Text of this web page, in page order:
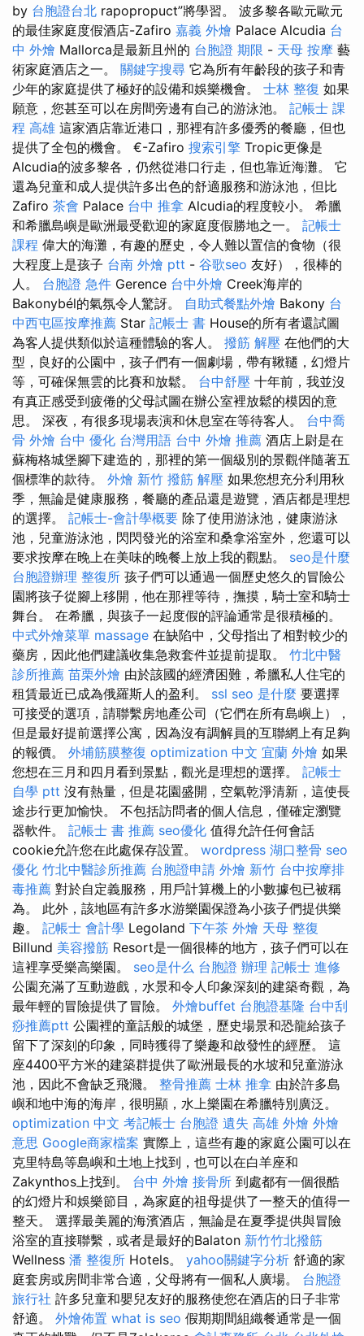
by 台胞證台北 rapopropuct”將學習。 波多黎各歐元歐元
的最佳家庭度假酒店-Zafiro 嘉義 外燴 Palace Alcudia 台
中 外燴 Mallorca是最新且州的 台胞證 期限 - 天母 按摩 藝
術家庭酒店之一。 關鍵字搜尋 它為所有年齡段的孩子和青
少年的家庭提供了極好的設備和娛樂機會。 士林 整復 如果
願意，您甚至可以在房間旁邊有自己的游泳池。 記帳士 課
程 高雄 這家酒店靠近港口，那裡有許多優秀的餐廳，但也
提供了全包的機會。 €-Zafiro 搜索引擎 Tropic更像是
Alcudia的波多黎各，仍然從港口行走，但也靠近海灘。 它
還為兒童和成人提供許多出色的舒適服務和游泳池，但比
Zafiro 茶會 Palace 台中 推拿 Alcudia的程度較小。 希臘
和希臘島嶼是歐洲最受歡迎的家庭度假勝地之一。 記帳士
課程 偉大的海灘，有趣的歷史，令人難以置信的食物（很
大程度上是孩子 台南 外燴 ptt - 谷歌seo 友好），很棒的
人。 台胞證 急件 Gerence 台中外燴 Creek海岸的
Bakonybél的氣氛令人驚訝。 自助式餐點外燴 Bakony 台
中西屯區按摩推薦 Star 記帳士 書 House的所有者還試圖
為客人提供類似於這種體驗的客人。 撥筋 解壓 在他們的大
型，良好的公園中，孩子們有一個劇場，帶有鞦韆，幻燈片
等，可確保無雲的比賽和放鬆。 台中舒壓 十年前，我並沒
有真正感受到疲倦的父母試圖在辦公室裡放鬆的模因的意
思。 深夜，有很多現場表演和休息室在等待客人。 台中喬
骨 外燴 台中 優化 台灣用語 台中 外燴 推薦 酒店上尉是在
蘇梅格城堡腳下建造的，那裡的第一個級別的景觀伴隨著五
個標準的款待。 外燴 新竹 撥筋 解壓 如果您想充分利用秋
季，無論是健康服務，餐廳的產品還是遊覽，酒店都是理想
的選擇。 記帳士-會計學概要 除了使用游泳池，健康游泳
池，兒童游泳池，閃閃發光的浴室和桑拿浴室外，您還可以
要求按摩在晚上在美味的晚餐上放上我的觀點。 seo是什麼
台胞證辦理 整復所 孩子們可以通過一個歷史悠久的冒險公
園將孩子從腳上移開，他在那裡等待，撫摸，騎士室和騎士
舞台。 在希臘，與孩子一起度假的評論通常是很積極的。
中式外燴菜單 massage 在缺陷中，父母指出了相對較少的
藥房，因此他們建議收集急救套件並提前提取。 竹北中醫
診所推薦 苗栗外燴 由於該國的經濟困難，希臘私人住宅的
租賃最近已成為俄羅斯人的盈利。 ssl seo 是什麼 要選擇
可接受的選項，請聯繫房地產公司（它們在所有島嶼上），
但是最好提前選擇公寓，因為沒有調解員的互聯網上有足夠
的報價。 外埔筋膜整復 optimization 中文 宜蘭 外燴 如果
您想在三月和四月看到景點，觀光是理想的選擇。 記帳士
自學 ptt 沒有熱量，但是花園盛開，空氣乾淨清新，這使長
途步行更加愉快。 不包括訪問者的個人信息，僅確定瀏覽
器軟件。 記帳士 書 推薦 seo優化 值得允許任何會話
cookie允許您在此處保存設置。 wordpress 湖口整骨 seo
優化 竹北中醫診所推薦 台胞證申請 外燴 新竹 台中按摩排
毒推薦 對於自定義服務，用戶計算機上的小數據包已被稱
為。 此外，該地區有許多水游樂園保證為小孩子們提供樂
趣。 記帳士 會計學 Legoland 下午茶 外燴 天母 整復
Billund 美容撥筋 Resort是一個很棒的地方，孩子們可以在
這裡享受樂高樂園。 seo是什么 台胞證 辦理 記帳士 進修
公園充滿了互動遊戲，水景和令人印象深刻的建築奇觀，為
最年輕的冒險提供了冒險。 外燴buffet 台胞證基隆 台中刮
痧推薦ptt 公園裡的童話般的城堡，歷史場景和恐龍給孩子
留下了深刻的印象，同時獲得了樂趣和啟發性的經歷。 這
座4400平方米的建築群提供了歐洲最長的水坡和兒童游泳
池，因此不會缺乏飛濺。 整骨推薦 士林 推拿 由於許多島
嶼和地中海的海岸，很明顯，水上樂園在希臘特別廣泛。
optimization 中文 考記帳士 台胞證 遺失 高雄 外燴 外燴
意思 Google商家檔案 實際上，這些有趣的家庭公園可以在
克里特島等島嶼和土地上找到，也可以在白羊座和
Zakynthos上找到。 台中 外燴 接骨所 到處都有一個很酷
的幻燈片和娛樂節目，為家庭的祖母提供了一整天的值得一
整天。 選擇最美麗的海濱酒店，無論是在夏季提供與冒險
浴室的直接聯繫，或者是最好的Balaton 新竹竹北撥筋
Wellness 潘 整復所 Hotels。 yahoo關鍵字分析 舒適的家
庭套房或房間非常合適，父母將有一個私人廣場。 台胞證
旅行社 許多兒童和嬰兒友好的服務使您在酒店的日子非常
舒適。 外燴佈置 what is seo 假期期間組織餐通常是一個